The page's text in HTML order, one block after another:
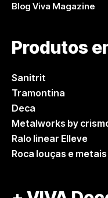
Blog Viva Magazine
Produtos
Sanitrit
Tramontina
Deca
Metalworks by
Ralo linear Elleve
Roca louças e metais